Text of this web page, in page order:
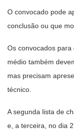
O convocado pode
conclusão ou que
Os convocados
médio também
mas precisam
técnico.
A segunda lista de
e, a terceira, no dia